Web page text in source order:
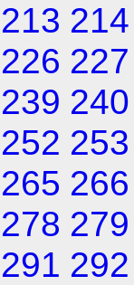
213 214
226 227
239 240
252 253
265 266
278 279
291 292